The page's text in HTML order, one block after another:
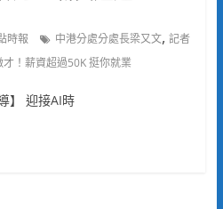
時報 中港分處分處長梁又文, 記者
！薪資超過50K 挺你就業
】 迎接AI時